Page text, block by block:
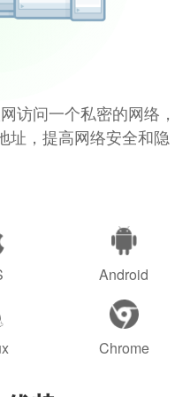
访问一个私密的网络，
址，提高网络安全和隐
Android
Chrome